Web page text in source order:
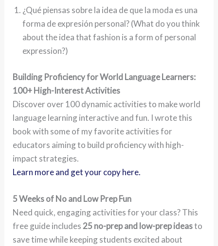
¿Qué piensas sobre la idea de que la moda es una
forma de expresión personal? (What do you think
about the idea that fashion is a form of personal
expression?)
Building Proficiency for World Language Learners:
100+ High-Interest Activities
Discover over 100 dynamic activities to make world
language learning interactive and fun. I wrote this
book with some of my favorite activities for
educators aiming to build proficiency with high-
impact strategies.
Learn more and get your copy here.
5 Weeks of No and Low Prep Fun
Need quick, engaging activities for your class? This
free guide includes 25 no-prep and low-prep ideasto
save time while keeping students excited about